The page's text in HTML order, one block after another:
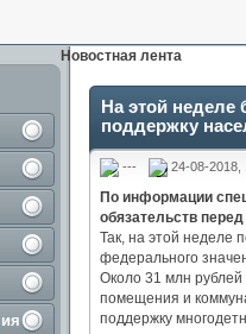
Новостная лента
На этой неделе
поддержку
--- 24-08-2018,
По информации
обязательств
Так, на этой неделе
федерального
Около 31 млн
помещения и
поддержку